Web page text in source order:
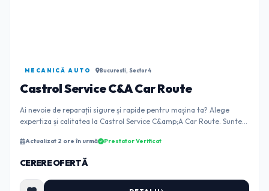
MECANICĂ AUTO Bucuresti, Sector 4
Castrol Service C&A Car Route
Ai nevoie de reparații sigure și rapide pentru mașina ta? Alege
expertiza și calitatea la Castrol Service C&amp;A Car Route. Suntem
Actualizat 2 ore în urmă Prestator Verificat
CERERE OFERTĂ